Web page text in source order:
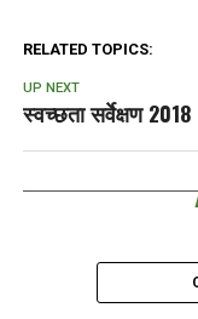
RELATED TOPICS:
UP NEXT
स्वच्छता सर्वेक्षण